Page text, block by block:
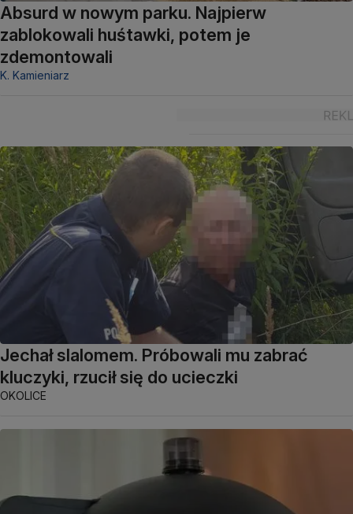
Absurd w nowym parku. Najpierw
zablokowali huśtawki, potem je
zdemontowali
K. Kamieniarz
Jechał slalomem. Próbowali mu zabrać
kluczyki, rzucił się do ucieczki
OKOLICE